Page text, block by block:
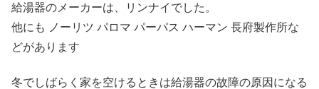
給湯器のメーカーは、リンナイでした。
他にも ノーリツ パロマ パーパス ハーマン 長府製作所な
どがあります
冬でしばらく家を空けるときは給湯器の故障の原因になる